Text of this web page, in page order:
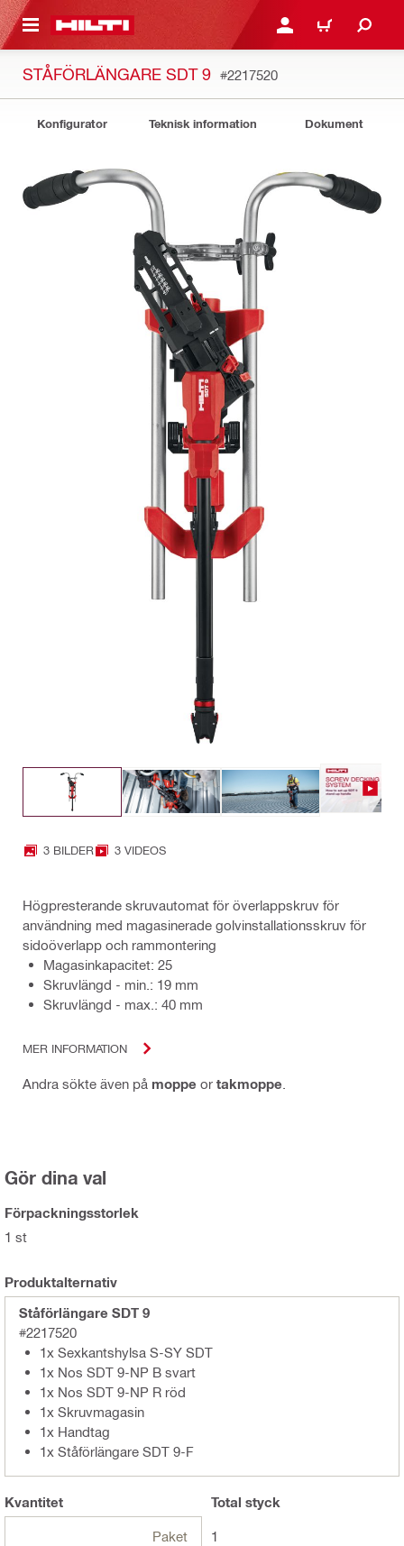
GÅ TILL HUVUDSIDAN LOGGA IN ELLER
VARUKORG
STÅFÖRLÄNGARE SDT 9 #2217520
Konfigurator Teknisk information Dokument
3 BILDER 3 VIDEOS
Högpresterande skruvautomat för överlappskruv för
användning med magasinerade golvinstallationsskruv för
sidoöverlapp och rammontering
Magasinkapacitet: 25
Skruvlängd - min.: 19 mm
Skruvlängd - max.: 40 mm
MER INFORMATION
Andra sökte även på moppe or takmoppe
Gör dina val
Förpackningsstorlek
1 st
Produktalternativ
Ståförlängare SDT 9
#2217520
1x Sexkantshylsa S-SY SDT
1x Nos SDT 9-NP B svart
1x Nos SDT 9-NP R röd
1x Skruvmagasin
1x Handtag
1x Ståförlängare SDT 9-F
Kvantitet
Paket
Total styck
1